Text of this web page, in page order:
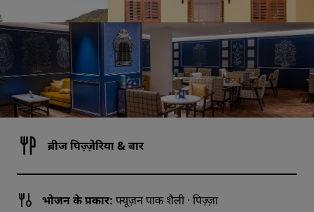
ब्रीज पिज़्ज़ेरिया & बार
भोजन के प्रकार: फ्यूज़न पाक शैली · पिज़्ज़ा